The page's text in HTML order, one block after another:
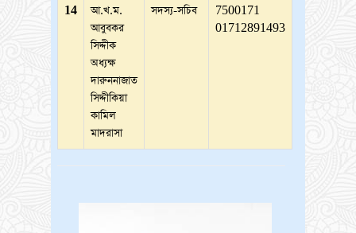
14
আ.খ.ম.
আবুবকর
সিদ্দীক
অধ্যক্ষ
দারুননাজাত
সিদ্দীকিয়া
কামিল
মাদরাসা
সদস্য-সচিব
7500171
01712891493